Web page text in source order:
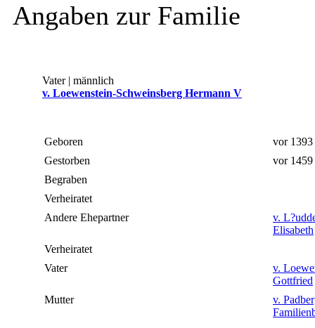
Angaben zur Familie
Vater | männlich
v. Loewenstein-Schweinsberg Hermann V
Geboren
vor 1393
Gestorben
vor 1459
Begraben
Verheiratet
Andere Ehepartner
v.
Elisabeth
Verheiratet
Vater
v.
Gottfried
Mutter
v.